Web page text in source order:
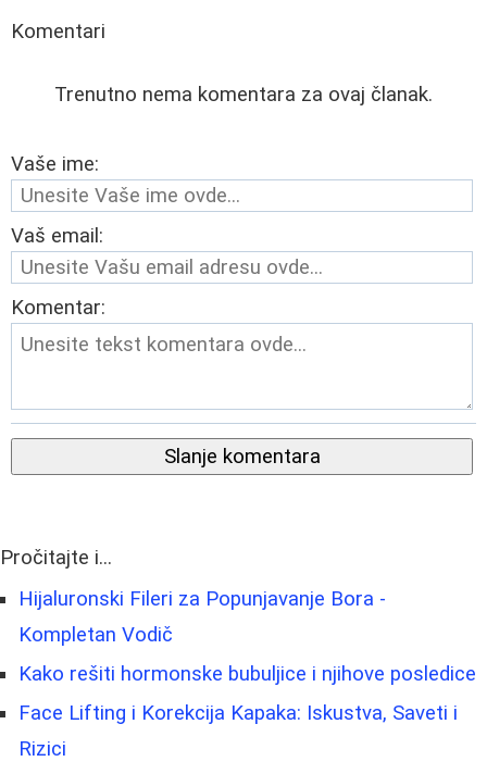
Komentari
Trenutno nema komentara za ovaj članak.
Vaše ime:
Vaš email:
Komentar:
Slanje komentara
Pročitajte i...
Hijaluronski Fileri za Popunjavanje Bora -
Kompletan Vodič
Kako rešiti hormonske bubuljice i njihove posledice
Face Lifting i Korekcija Kapaka: Iskustva, Saveti i
Rizici